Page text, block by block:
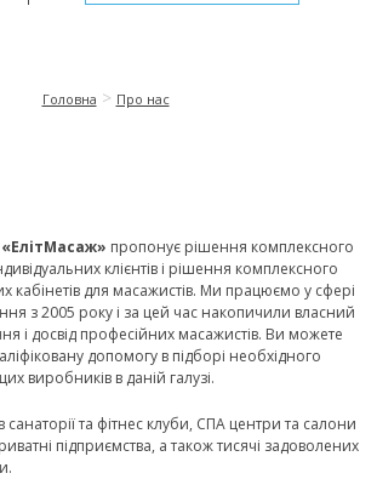
Головна > Про нас
пропонує рішення комплексного
клієнтів і рішення комплексного
для масажистів. Ми працюємо у сфері
з 2005 року і за цей час накопичили власний
і досвід професійних масажистів. Ви можете
допомогу в підборі необхідного
виробників в даній галузі.
санаторії та фітнес клуби, СПА центри та салони
підприємства, а також тисячі задоволених